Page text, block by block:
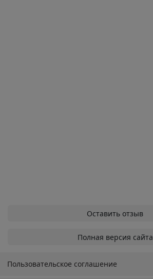
Оставить отзыв
Полная версия сайта
Пользовательское соглашение